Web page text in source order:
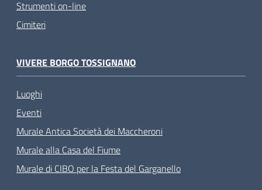
Strumenti on-line
Cimiteri
VIVERE BORGO TOSSIGNANO
Luoghi
Eventi
Murale Antica Società dei Maccheroni
Murale alla Casa del Fiume
Murale di CIBO per la Festa del Garganello